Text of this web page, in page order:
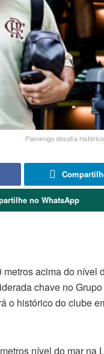
Flamengo desafia
no WhatsApp
acima do nível
chave no
o histórico do clube
nível do mar na